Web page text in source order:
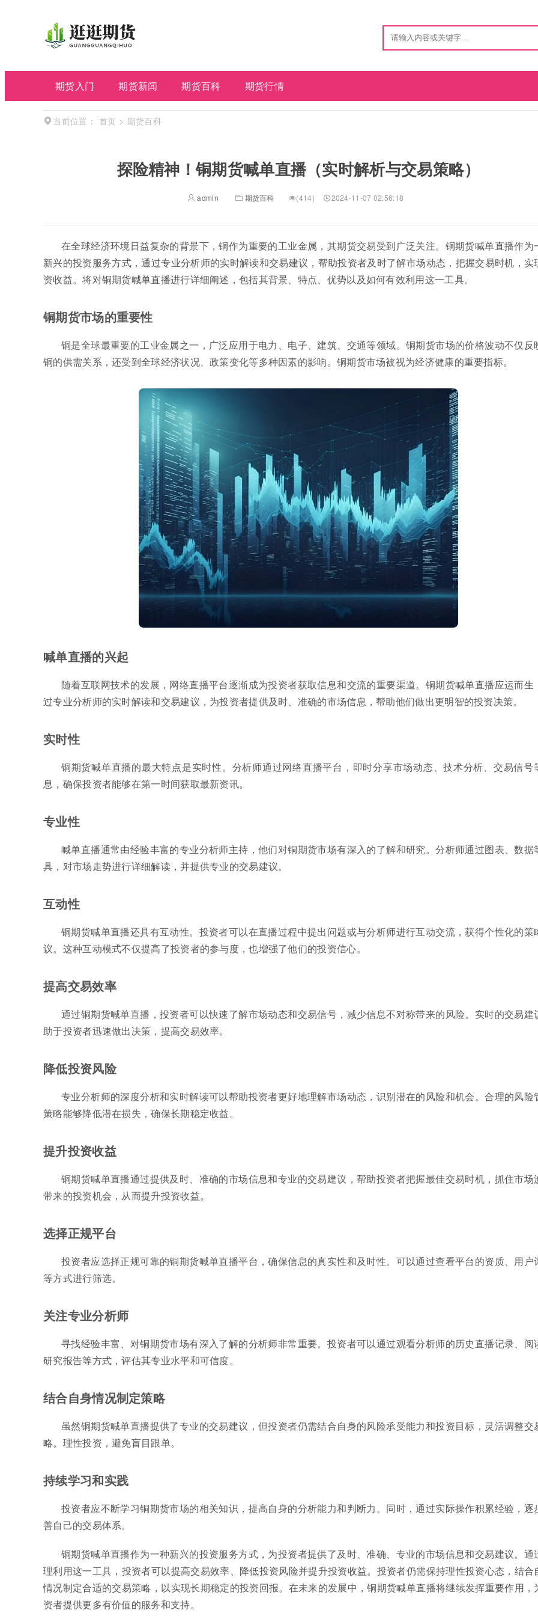
期货入门 期货新闻 期货百科 期货行情
当前位置： 首页 > 期货百科
探险精神！铜期货喊单直播（实时解析与交易策略）
admin 期货百科 (414) 2024-11-07 02:56:18
在全球经济环境日益复杂的背景下，铜作为重要的工业金属，其期货交易受到广泛关注。铜期货喊单直播作为
新兴的投资服务方式，通过专业分析师的实时解读和交易建议，帮助投资者及时了解市场动态，把握交易时机，实
资收益。将对铜期货喊单直播进行详细阐述，包括其背景、特点、优势以及如何有效利用这一工具。
铜期货市场的重要性
铜是全球最重要的工业金属之一，广泛应用于电力、电子、建筑、交通等领域。铜期货市场的价格波动不仅反
铜的供需关系，还受到全球经济状况、政策变化等多种因素的影响。铜期货市场被视为经济健康的重要指标。
喊单直播的兴起
随着互联网技术的发展，网络直播平台逐渐成为投资者获取信息和交流的重要渠道。铜期货喊单直播应运而生
过专业分析师的实时解读和交易建议，为投资者提供及时、准确的市场信息，帮助他们做出更明智的投资决策。
实时性
铜期货喊单直播的最大特点是实时性。分析师通过网络直播平台，即时分享市场动态、技术分析、交易信号
息，确保投资者能够在第一时间获取最新资讯。
专业性
喊单直播通常由经验丰富的专业分析师主持，他们对铜期货市场有深入的了解和研究。分析师通过图表、数据
具，对市场走势进行详细解读，并提供专业的交易建议。
互动性
铜期货喊单直播还具有互动性。投资者可以在直播过程中提出问题或与分析师进行互动交流，获得个性化的策
议。这种互动模式不仅提高了投资者的参与度，也增强了他们的投资信心。
提高交易效率
通过铜期货喊单直播，投资者可以快速了解市场动态和交易信号，减少信息不对称带来的风险。实时的交易建
助于投资者迅速做出决策，提高交易效率。
降低投资风险
专业分析师的深度分析和实时解读可以帮助投资者更好地理解市场动态，识别潜在的风险和机会。合理的风险
策略能够降低潜在损失，确保长期稳定收益。
提升投资收益
铜期货喊单直播通过提供及时、准确的市场信息和专业的交易建议，帮助投资者把握最佳交易时机，抓住市场
带来的投资机会，从而提升投资收益。
选择正规平台
投资者应选择正规可靠的铜期货喊单直播平台，确保信息的真实性和及时性。可以通过查看平台的资质、用户
等方式进行筛选。
关注专业分析师
寻找经验丰富、对铜期货市场有深入了解的分析师非常重要。投资者可以通过观看分析师的历史直播记录、阅
研究报告等方式，评估其专业水平和可信度。
结合自身情况制定策略
虽然铜期货喊单直播提供了专业的交易建议，但投资者仍需结合自身的风险承受能力和投资目标，灵活调整交
略。理性投资，避免盲目跟单。
持续学习和实践
投资者应不断学习铜期货市场的相关知识，提高自身的分析能力和判断力。同时，通过实际操作积累经验，逐
善自己的交易体系。
铜期货喊单直播作为一种新兴的投资服务方式，为投资者提供了及时、准确、专业的市场信息和交易建议。通
理利用这一工具，投资者可以提高交易效率、降低投资风险并提升投资收益。投资者仍需保持理性投资心态，结合
情况制定合适的交易策略，以实现长期稳定的投资回报。在未来的发展中，铜期货喊单直播将继续发挥重要作用，
资者提供更多有价值的服务和支持。